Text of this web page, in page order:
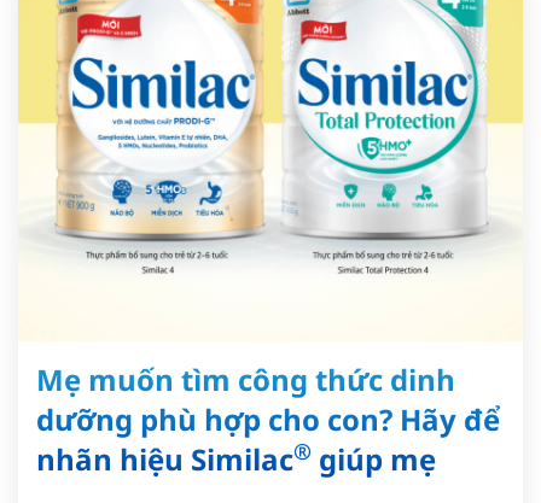
Mẹ muốn tìm công thức dinh
dưỡng phù hợp cho con? Hãy để
nhãn hiệu Similac® giúp mẹ